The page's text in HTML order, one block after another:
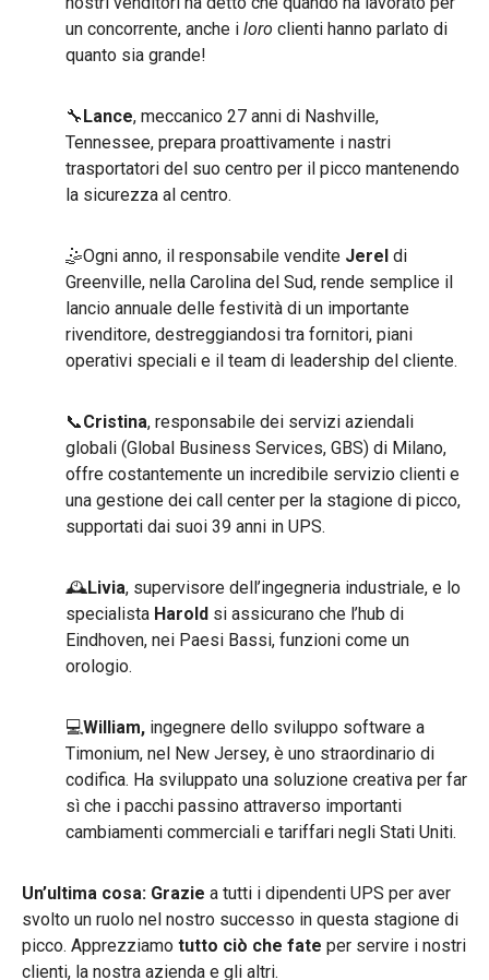
un concorrente, anche i loro clienti hanno parlato di
quanto sia grande!
🔧Lance, meccanico 27 anni di Nashville,
Tennessee, prepara proattivamente i nastri
trasportatori del suo centro per il picco mantenendo
la sicurezza al centro.
🤹Ogni anno, il responsabile vendite Jerel di
Greenville, nella Carolina del Sud, rende semplice il
lancio annuale delle festività di un importante
rivenditore, destreggiandosi tra fornitori, piani
operativi speciali e il team di leadership del cliente.
📞Cristina, responsabile dei servizi aziendali
globali (Global Business Services, GBS) di Milano,
offre costantemente un incredibile servizio clienti e
una gestione dei call center per la stagione di picco,
supportati dai suoi 39 anni in UPS.
🕰️Livia, supervisore dell’ingegneria industriale, e lo
specialista Harold si assicurano che l’hub di
Eindhoven, nei Paesi Bassi, funzioni come un
orologio.
💻William, ingegnere dello sviluppo software a
Timonium, nel New Jersey, è uno straordinario di
codifica. Ha sviluppato una soluzione creativa per far
sì che i pacchi passino attraverso importanti
cambiamenti commerciali e tariffari negli Stati Uniti.
Un’ultima cosa: Grazie a tutti i dipendenti UPS per aver
svolto un ruolo nel nostro successo in questa stagione di
picco. Apprezziamo tutto ciò che fate per servire i nostri
clienti, la nostra azienda e gli altri.